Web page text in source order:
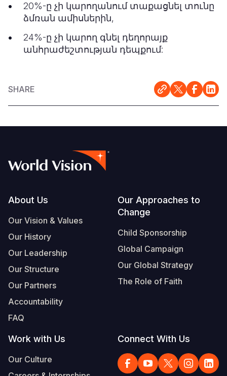
20%-ը չի կարողանում տաքացնել տունը
ձմռան ամիսներին,
24%-ը չի կարող գնել դեղորայք
անհրաժեշտության դեպքում:
SHARE
Footer
About Us
Our Vision & Values
Our History
Our Leadership
Our Structure
Our Partners
Accountability
FAQ
Our Approaches to
Change
Child Sponsorship
Global Campaign
Our Global Strategy
The Role of Faith
Work with Us
Our Culture
Connect With Us